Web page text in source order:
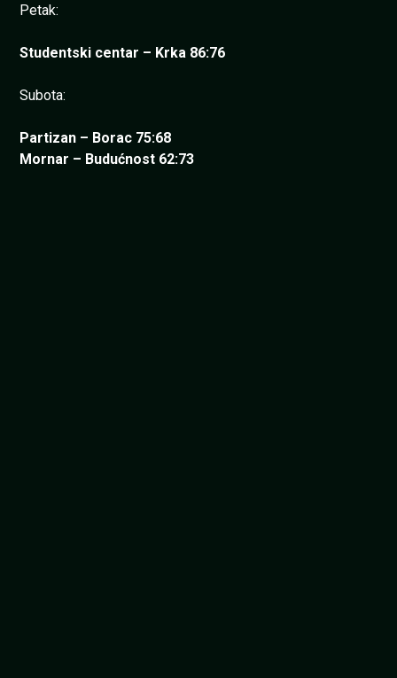
Petak:
Studentski centar – Krka 86:76
Subota:
Partizan – Borac 75:68
Mornar – Budućnost 62:73